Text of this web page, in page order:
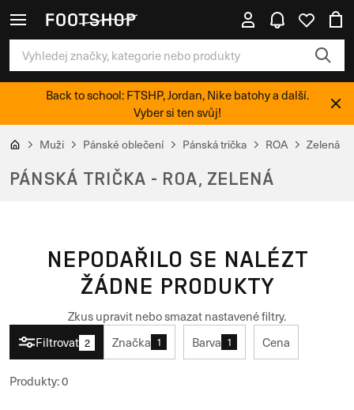
Back to school: FTSHP, Jordan, Nike batohy a další.
Vyber si ten svůj!
Muži Pánské oblečení Pánská trička ROA Zelená
PÁNSKÁ TRIČKA - ROA, ZELENÁ
NEPODAŘILO SE NALÉZT
ŽÁDNE PRODUKTY
Zkus upravit nebo smazat nastavené filtry.
Filtrovat 2 Značka 1 Barva 1 Cena
Produkty:0